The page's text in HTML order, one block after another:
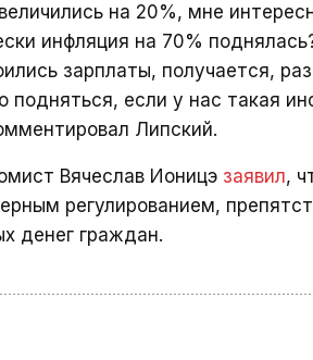
на 20%, мне
инфляция на 70%
зарплаты, получается,
подняться, если у нас такая
Липский.
Вячеслав Ионицэ заявил,
регулированием,
денег граждан.